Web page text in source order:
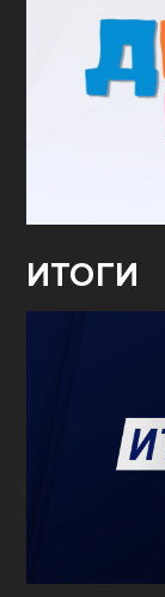
ИТОГИ